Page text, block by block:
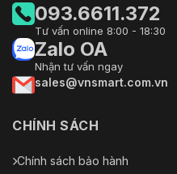
093.6611.372
Tư vấn online 8:00 - 18:30
Zalo OA
Nhận tư vấn ngay
sales@vnsmart.com.vn
CHÍNH SÁCH
Chính sách bảo hành